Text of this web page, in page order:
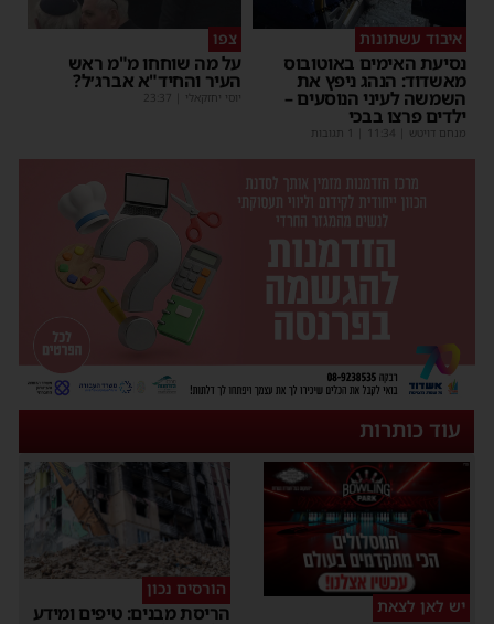
איבוד עשתונות
נסיעת האימים באוטובוס
מאשדוד: הנהג ניפץ את
השמשה לעיני הנוסעים –
ילדים פרצו בבכי
מנחם דויטש 11:34
צפו
על מה שוחחו מ"מ ראש
העיר והחיד"א אברג׳ל?
יוסי יחזקאלי 23:37
עוד כותרות
יש לאן לצאת
הורסים נכון
הריסת מבנים: טיפים ומידע